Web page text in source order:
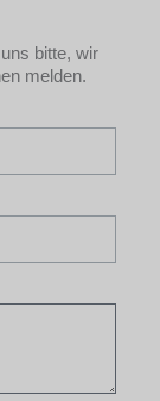
bitte, wir
melden.